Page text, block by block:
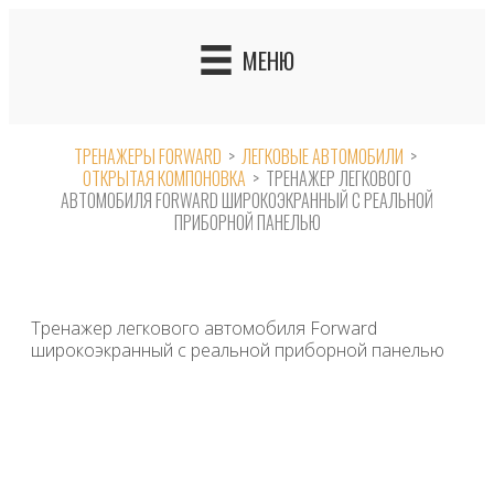
МЕНЮ
ТРЕНАЖЕРЫ FORWARD > ЛЕГКОВЫЕ АВТОМОБИЛИ >
ОТКРЫТАЯ КОМПОНОВКА > ТРЕНАЖЕР ЛЕГКОВОГО
АВТОМОБИЛЯ FORWARD ШИРОКОЭКРАННЫЙ С РЕАЛЬНОЙ
ПРИБОРНОЙ ПАНЕЛЬЮ
Тренажер легкового автомобиля Forward
широкоэкранный с реальной приборной панелью